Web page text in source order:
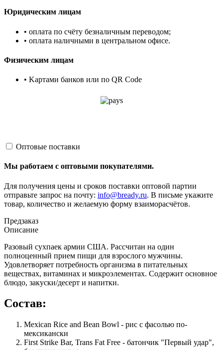
Юридическим лицам
• оплата по счёту безналичным переводом;
• оплата наличными в центральном офисе.
Физическим лицам
• Kартами банков или по QR Code
Оптовые поставки
Мы работаем с оптовыми покупателями.
Для получения цены и сроков поставки оптовой партии
отправьте запрос на почту: info@bready.ru. В письме укажите
товар, количество и желаемую форму взаиморасчётов.
Предзаказ
Описание
Разовый сухпаек армии США. Рассчитан на один
полноценный прием пищи для взрослого мужчины.
Удовлетворяет потребность организма в питательных
веществах, витаминах и микроэлементах. Содержит основное
блюдо, закуски/десерт и напитки.
Состав:
Mexican Rice and Bean Bowl - рис с фасолью по-
мексикански
First Strike Bar, Trans Fat Free - батончик "Первый удар",